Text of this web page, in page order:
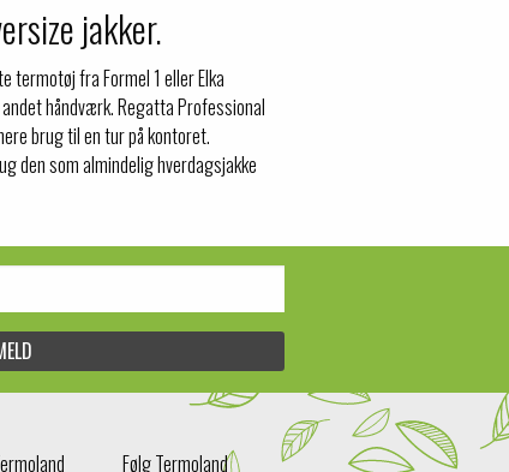
jakker.
termotøj fra Formel 1 eller Elka
håndværk. Regatta Professional
brug til en tur på kontoret.
den som almindelig hverdagsjakke
Følg Termoland